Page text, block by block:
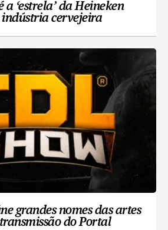
a ‘estrela’ da Heineken
cervejeira
grandes nomes das artes
do Portal